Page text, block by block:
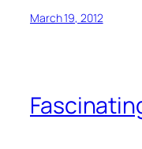
March 19, 2012